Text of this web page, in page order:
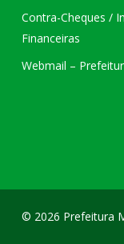
Contra-Cheques /
Financeiras
Webmail –
© 2026 Prefeitura